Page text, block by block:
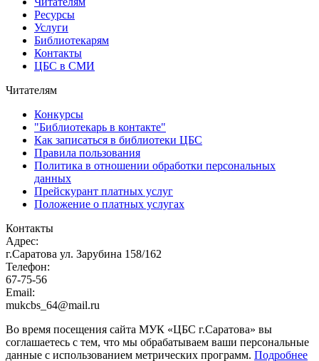
Ресурсы
Услуги
Библиотекарям
Контакты
ЦБС в СМИ
Читателям
Конкурсы
"Библиотекарь в контакте"
Как записаться в библиотеки ЦБС
Правила пользования
Политика в отношении обработки персональных
данных
Прейскурант платных услуг
Положение о платных услугах
Контакты
Адрес:
г.Саратова ул. Зарубина 158/162
Телефон:
67-75-56
Email:
mukcbs_64@mail.ru
Во время посещения сайта МУК «ЦБС г.Саратова» вы
соглашаетесь с тем, что мы обрабатываем ваши персональные
данные с использованием метрических программ. Подробнее